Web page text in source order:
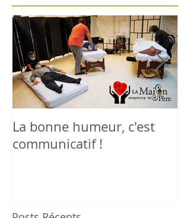
La bonne humeur, c'est
communicatif !